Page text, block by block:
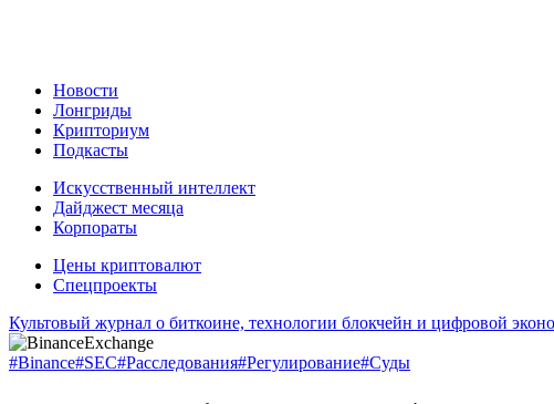
Новости
Лонгриды
Крипториум
Подкасты
Искусственный интеллект
Дайджест месяца
Корпораты
Цены криптовалют
Спецпроекты
Культовый журнал о биткоине, технологии блокчейн и цифровой
#Binance#SEC#Расследования#Регулирование#Суды